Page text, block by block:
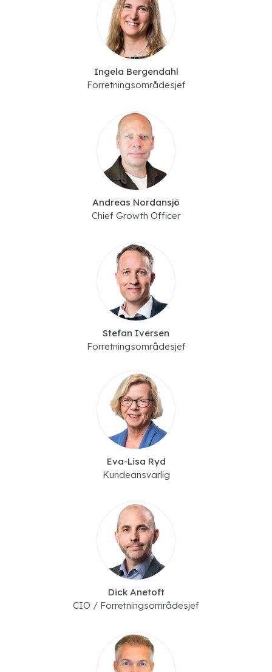
Ingela Bergendahl
Forretningsområdesjef
Andreas Nordansjö
Chief Growth Officer
Stefan Iversen
Forretningsområdesjef
Eva-Lisa Ryd
Kundeansvarlig
Dick Anetoft
CIO / Forretningsområdesjef